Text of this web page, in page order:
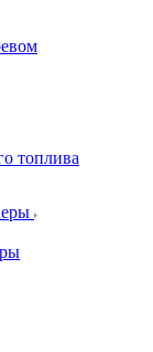
топлива